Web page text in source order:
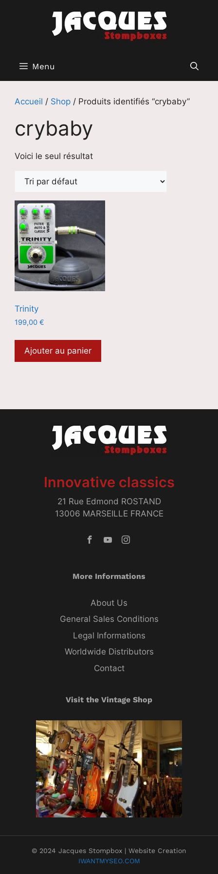
Menu
Accueil / Shop / Produits identifiés “crybaby”
crybaby
Voici le seul résultat
Trinity
199,00 €
Ajouter au panier
Innovative classics
21 Rue Edmond ROSTAND
13006 MARSEILLE FRANCE
More Informations
About Us
General Sales Conditions
Legal Informations
Worldwide Distributors
Contact
Visit the Vintage Shop
© 2024 Jacques Stompbox | Website Creation
IWANTMYSEO.COM